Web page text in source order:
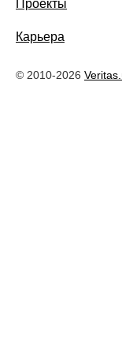
Проекты
Карьера
© 2010-2026